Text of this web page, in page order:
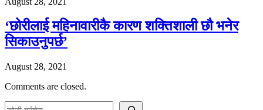
‘छोरीलाई महिनावारीकै कारण शक्तिशाली छौ भनेर
सिकाउनुपर्छ’
August 28, 2021
Comments are closed.